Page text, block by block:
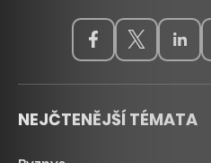
NEJČTENĚJŠÍ TÉMATA